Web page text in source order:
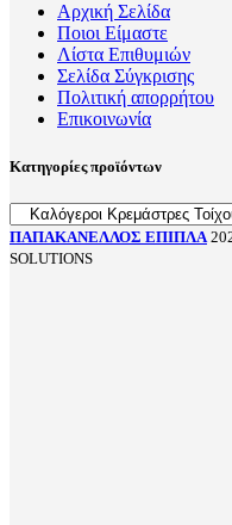
Αρχική Σελίδα
Ποιοι Είμαστε
Λίστα Επιθυμιών
Σελίδα Σύγκρισης
Πολιτική απορρήτου
Επικοινωνία
Κατηγορίες προϊόντων
ΠΑΠΑΚΑΝΕΛΛΟΣ ΕΠΙΠΛΑ
SOLUTIONS